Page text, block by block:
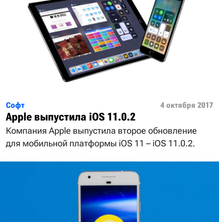
Софт 4 октября 2017
Apple выпустила iOS 11.0.2
Компания Apple выпустила второе обновление
для мобильной платформы iOS 11 – iOS 11.0.2.